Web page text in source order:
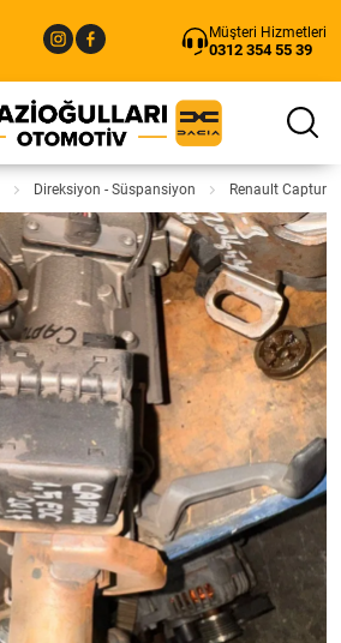
Müşteri Hizmetleri
0312 354 55 39
Direksiyon - Süspansiyon Renault Captur